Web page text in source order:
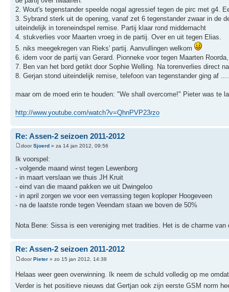
2. Wout's tegenstander speelde nogal agressief tegen de pirc met g4.
3. Sybrand sterk uit de opening, vanaf zet 6 tegenstander zwaar in de
uiteindelijk in toreneindspel remise. Partij klaar rond middernacht
4. stukverlies voor Maarten vroeg in de partij. Over en uit tegen Elias.
5. niks meegekregen van Rieks' partij. Aanvullingen welkom
6. idem voor de partij van Gerard. Pionneke voor tegen Maarten
7. Ben van het bord getikt door Sophie Welling. Na torenverlies direct
8. Gerjan stond uiteindelijk remise, telefoon van tegenstander ging af
maar om de moed erin te houden: "We shall overcome!" Pieter was te
http://www.youtube.com/watch?v=QhnPVP23rzo
Re: Assen-2 seizoen 2011-2012
doorSjoerd » za 14 jan 2012, 09:56
Ik voorspel:
- volgende maand winst tegen Lewenborg
- in maart verslaan we thuis JH Kruit
- eind van die maand pakken we uit Dwingeloo
- in april zorgen we voor een verrassing tegen koploper Hoogeveen
- na de laatste ronde tegen Veendam staan we boven de 50%
Nota Bene: Sissa is een vereniging met tradities. Het is de charme
Re: Assen-2 seizoen 2011-2012
doorPieter » zo 15 jan 2012, 14:38
Helaas weer geen overwinning. Ik neem de schuld volledig op me
Verder is het positieve nieuws dat Gertjan ook zijn eerste GSM norm